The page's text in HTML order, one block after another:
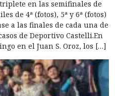
en las semifinales de
de 4ª (fotos), 5ª y 6ª (fotos)
a las finales de cada una de
de Deportivo Castelli.En
en el Juan S. Oroz, los […]